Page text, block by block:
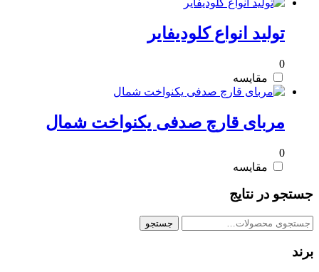
تولید انواع کلودیفایر
0
مقایسه
مربای قارچ صدفی یکنواخت شمال
0
مقایسه
جستجو در نتایج
جستجو
جستجو
برند